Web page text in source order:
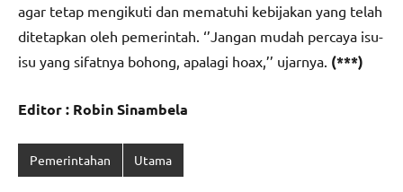
agar tetap mengikuti dan mematuhi kebijakan yang telah
ditetapkan oleh pemerintah. ‘’Jangan mudah percaya isu-
isu yang sifatnya bohong, apalagi hoax,’’ ujarnya. (***)
Editor : Robin Sinambela
Pemerintahan Utama